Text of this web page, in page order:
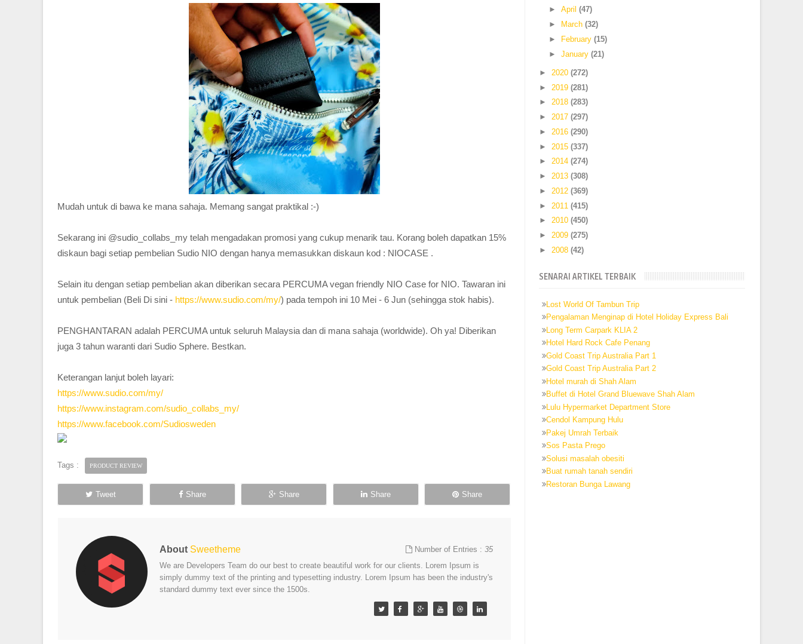
Mudah untuk di bawa ke mana sahaja. Memang sangat praktikal :-)
Sekarang ini @sudio_collabs_my telah mengadakan promosi yang cukup menarik tau. Korang boleh dapatkan 15%
diskaun bagi setiap pembelian Sudio NIO dengan hanya memasukkan diskaun kod : NIOCASE .
Selain itu dengan setiap pembelian akan diberikan secara PERCUMA vegan friendly NIO Case for NIO. Tawaran ini
untuk pembelian (Beli Di sini - https://www.sudio.com/my/) pada tempoh ini 10 Mei - 6 Jun (sehingga stok habis).
PENGHANTARAN adalah PERCUMA untuk seluruh Malaysia dan di mana sahaja (worldwide). Oh ya! Diberikan
juga 3 tahun waranti dari Sudio Sphere. Bestkan.
Keterangan lanjut boleh layari:
https://www.sudio.com/my/
https://www.instagram.com/sudio_collabs_my/
https://www.facebook.com/Sudiosweden
Tags : PRODUCT REVIEW
Tweet Share Share Share Share
About Sweetheme Number of Entries :35
We are Developers Team do our best to create beautiful work for our clients. Lorem Ipsum is
simply dummy text of the printing and typesetting industry. Lorem Ipsum has been the industry's
standard dummy text ever since the 1500s.
► April (47)
►
March (32)
►
February (15)
► January (21)
► 2020(272)
► 2019(281)
►2018(283)
►2017(297)
► 2016(290)
► 2015(337)
►2014(274)
►2013(308)
► 2012(369)
► 2011(415)
►2010(450)
►2009(275)
► 2008(42)
SENARAI ARTIKEL TERBAIK
Lost World Of Tambun Trip
Pengalaman Menginap di Hotel Holiday Express Bali
Long Term Carpark KLIA 2
Hotel Hard Rock Cafe Penang
Gold Coast Trip Australia Part 1
Gold Coast Trip Australia Part 2
Hotel murah di Shah Alam
Buffet di Hotel Grand Bluewave Shah Alam
Lulu Hypermarket Department Store
Cendol Kampung Hulu
Pakej Umrah Terbaik
Sos Pasta Prego
Solusi masalah obesiti
Buat rumah tanah sendiri
Restoran Bunga Lawang